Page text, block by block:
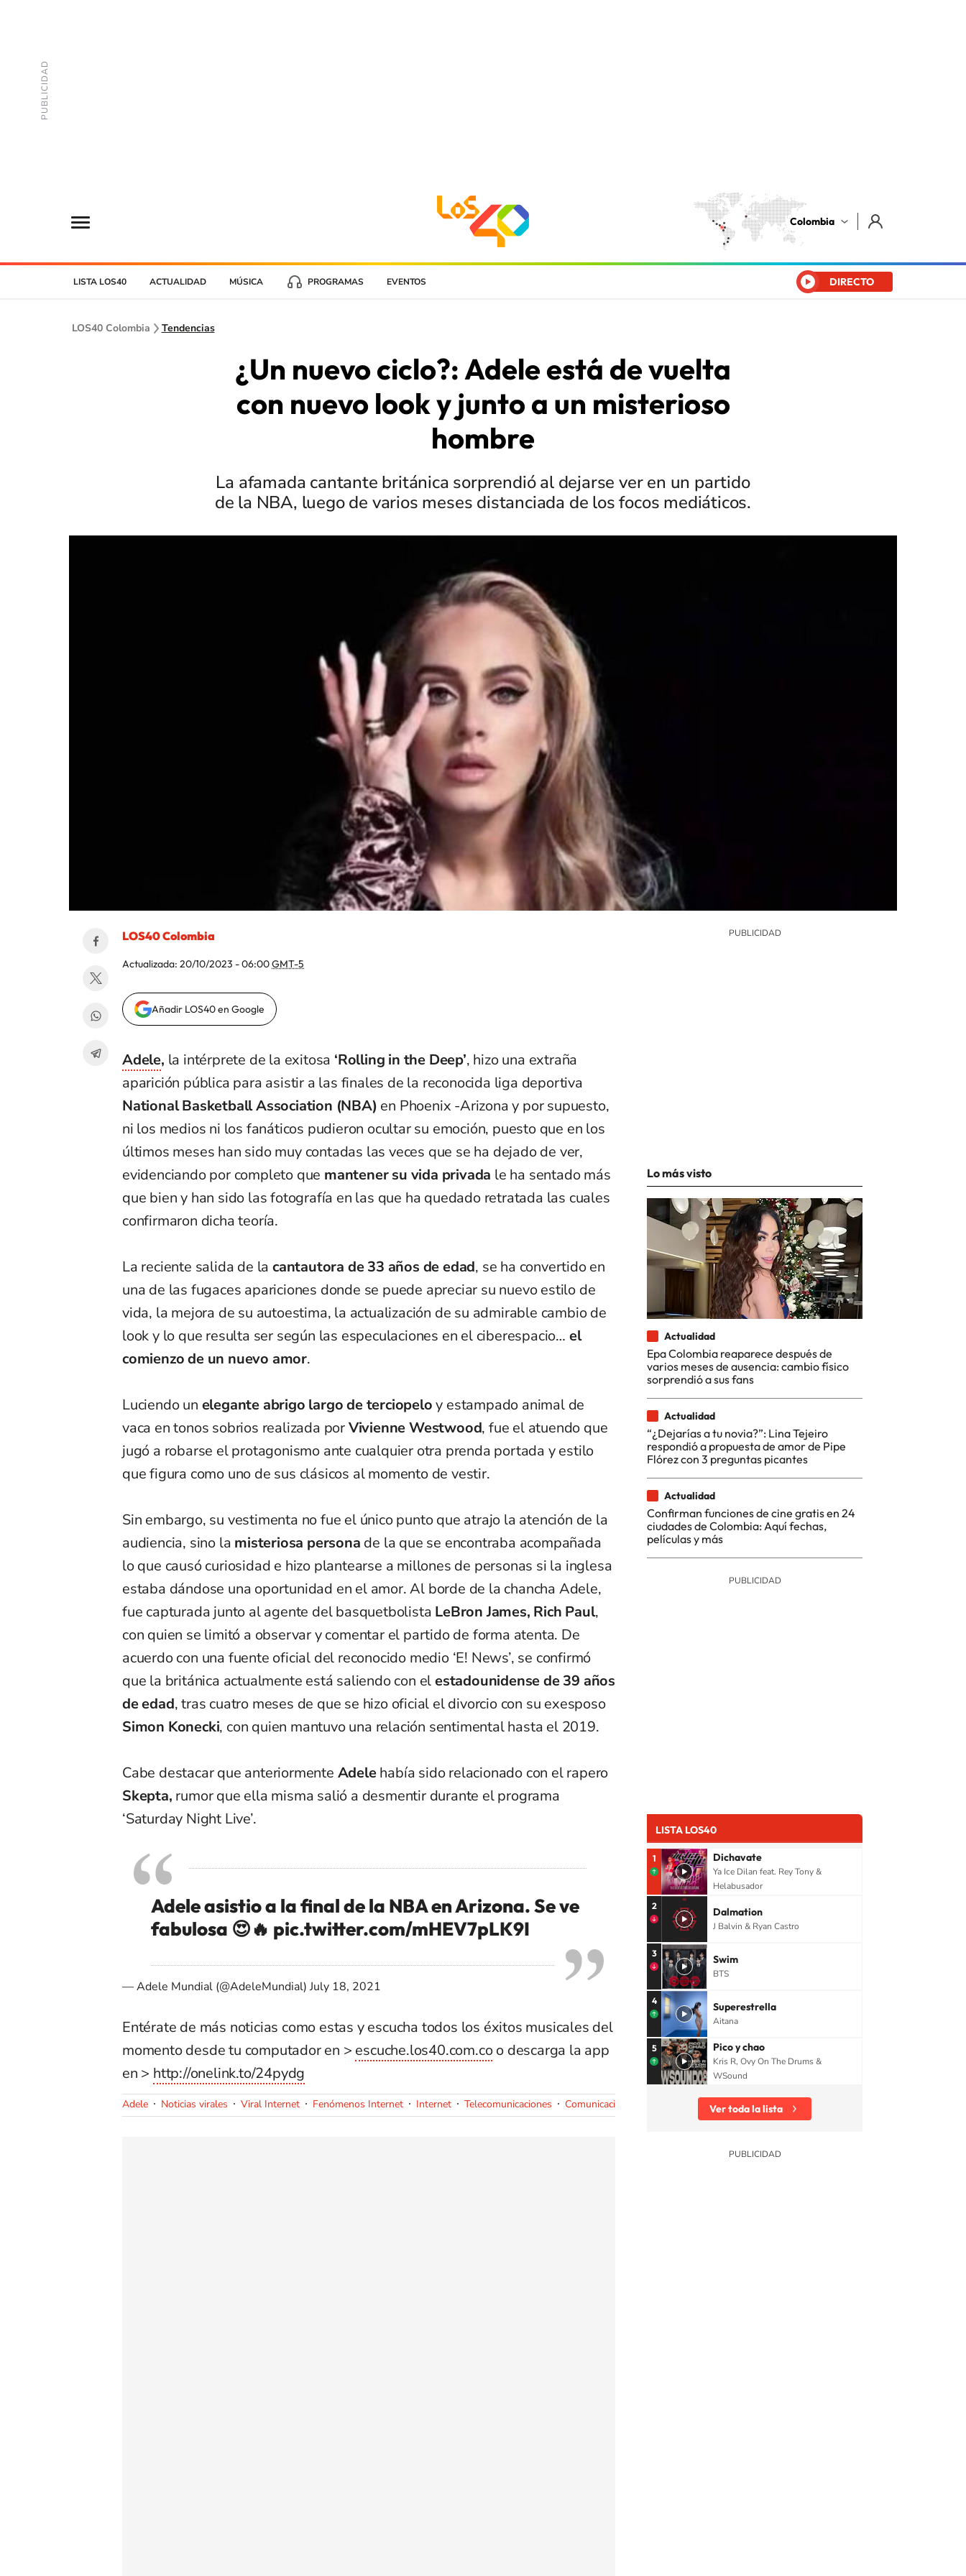
Colombia
LISTA LOS40 ACTUALIDAD MÚSICA PROGRAMAS EVENTOS DIRECTO
LOS40 Colombia Tendencias
¿Un nuevo ciclo?: Adele está de vuelta
con nuevo look y junto a un misterioso
hombre
La afamada cantante británica sorprendió al dejarse ver en un partido
de la NBA, luego de varios meses distanciada de los focos mediáticos.
LOS40 Colombia
Actualizada: 20/10/2023 - 06:00GMT-5
Añadir LOS40 en Google
Adele, la intérprete de la exitosa ‘Rolling in the Deep’, hizo una extraña
aparición pública para asistir a las finales de la reconocida liga deportiva
National Basketball Association (NBA) en Phoenix -Arizona y por supuesto,
ni los medios ni los fanáticos pudieron ocultar su emoción, puesto que en los
últimos meses han sido muy contadas las veces que se ha dejado de ver,
evidenciando por completo que mantener su vida privada le ha sentado más
que bien y han sido las fotografía en las que ha quedado retratada las cuales
confirmaron dicha teoría.
La reciente salida de la cantautora de 33 años de edad, se ha convertido en
una de las fugaces apariciones donde se puede apreciar su nuevo estilo de
vida, la mejora de su autoestima, la actualización de su admirable cambio de
look y lo que resulta ser según las especulaciones en el ciberespacio… el
comienzo de un nuevo amor.
Luciendo un elegante abrigo largo de terciopeloy estampado animal de
vaca en tonos sobrios realizada porVivienne Westwood, fue el atuendo que
jugó a robarse el protagonismo ante cualquier otra prenda portada y estilo
que figura como uno de sus clásicos al momento de vestir.
Sin embargo, su vestimenta no fue el único punto que atrajo la atención de la
audiencia, sino la misteriosa persona de la que se encontraba acompañada
lo que causó curiosidad e hizo plantearse a millones de personas si la inglesa
estaba dándose una oportunidad en el amor. Al borde de la chancha Adele,
fue capturada junto al agente del basquetbolista LeBron James, Rich Paul,
con quien se limitó a observar y comentar el partido de forma atenta. De
acuerdo con una fuente oficial del reconocido medio ‘E! News’, se confirmó
que la británica actualmente está saliendo con elestadounidense de 39 años
de edad, tras cuatro meses de que se hizo oficial el divorcio con su exesposo
Simon Konecki, con quien mantuvo una relación sentimental hasta el 2019.
Cabe destacar que anteriormente Adelehabía sido relacionado con el rapero
Skepta, rumor que ella misma salió a desmentir durante el programa
‘Saturday Night Live’.
Adele asistio a la final de la NBA en Arizona. Se ve
fabulosa 😍🔥 pic.twitter.com/mHEV7pLK9I
— Adele Mundial (@AdeleMundial)July 18, 2021
Entérate de más noticias como estas y escucha todos los éxitos musicales del
momento desde tu computador en > escuche.los40.com.coo descarga la app
en > http://onelink.to/24pydg
Adele Noticias virales Viral Internet Fenómenos Internet Internet Telecomunicaciones Comunicaciones
Lo más visto
Actualidad
Epa Colombia reaparece después de
varios meses de ausencia: cambio físico
sorprendió a sus fans
Actualidad
“¿Dejarías a tu novia?”: Lina Tejeiro
respondió a propuesta de amor de Pipe
Flórez con 3 preguntas picantes
Actualidad
Confirman funciones de cine gratis en 24
ciudades de Colombia: Aquí fechas,
películas y más
LISTA LOS40
1 Dichavate
Ya Ice Dilan feat. Rey Tony &
Helabusador
2 Dalmation
J Balvin & Ryan Castro
3 Swim
BTS
4 Superestrella
Aitana
5 Pico y chao
Kris R, Ovy On The Drums &
WSound
Ver toda la lista